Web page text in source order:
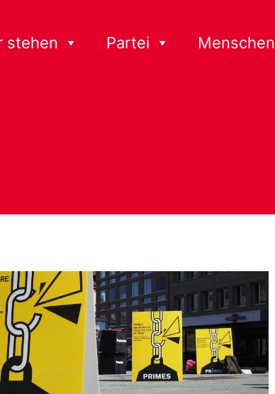
stehen Partei Menschen